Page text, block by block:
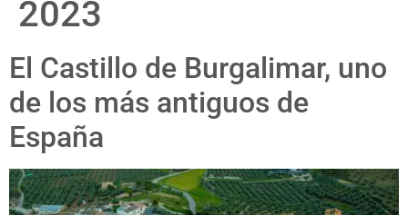
2023
El Castillo de Burgalimar, uno
de los más antiguos de
España